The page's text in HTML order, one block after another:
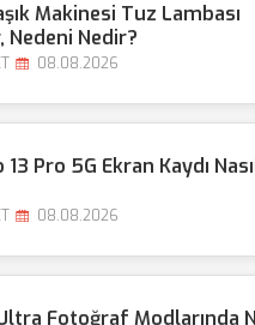
Makinesi Tuz Lambası
Nedeni Nedir?
08.08.2026
Pro 5G Ekran Kaydı
08.08.2026
Fotoğraf Modlarında